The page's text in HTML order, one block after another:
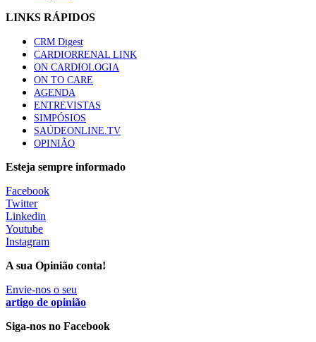
Quase quatro em cada dez doentes com enfarte
apresentavam níveis elevados de Lp(a), revela estudo
86 visualizações
Trodelvy aprovado para primeira linha no cancro da
mama triplo negativo metastático em doentes não
elegíveis para inibidores PD-(L)1
61 visualizações
MAIS NOTÍCIAS
Quase 11.900 jovens recorreram aos cheques psicólogo e
nutricionista no primeiro mês
7 Ago, 2026|0 Comments
ULS de Coimbra estreia cirurgia endoscópica do ouvido com
apoio robótico em Portugal
LINKS RÁPIDOS
CRM Digest
CARDIORRENAL LINK
ON CARDIOLOGIA
ON TO CARE
AGENDA
ENTREVISTAS
SIMPÓSIOS
SAÚDEONLINE.TV
OPINIÃO
Esteja sempre informado
Facebook
Twitter
Linkedin
Youtube
Instagram
A sua Opinião conta!
Envie-nos o seu
artigo de opinião
Siga-nos no Facebook